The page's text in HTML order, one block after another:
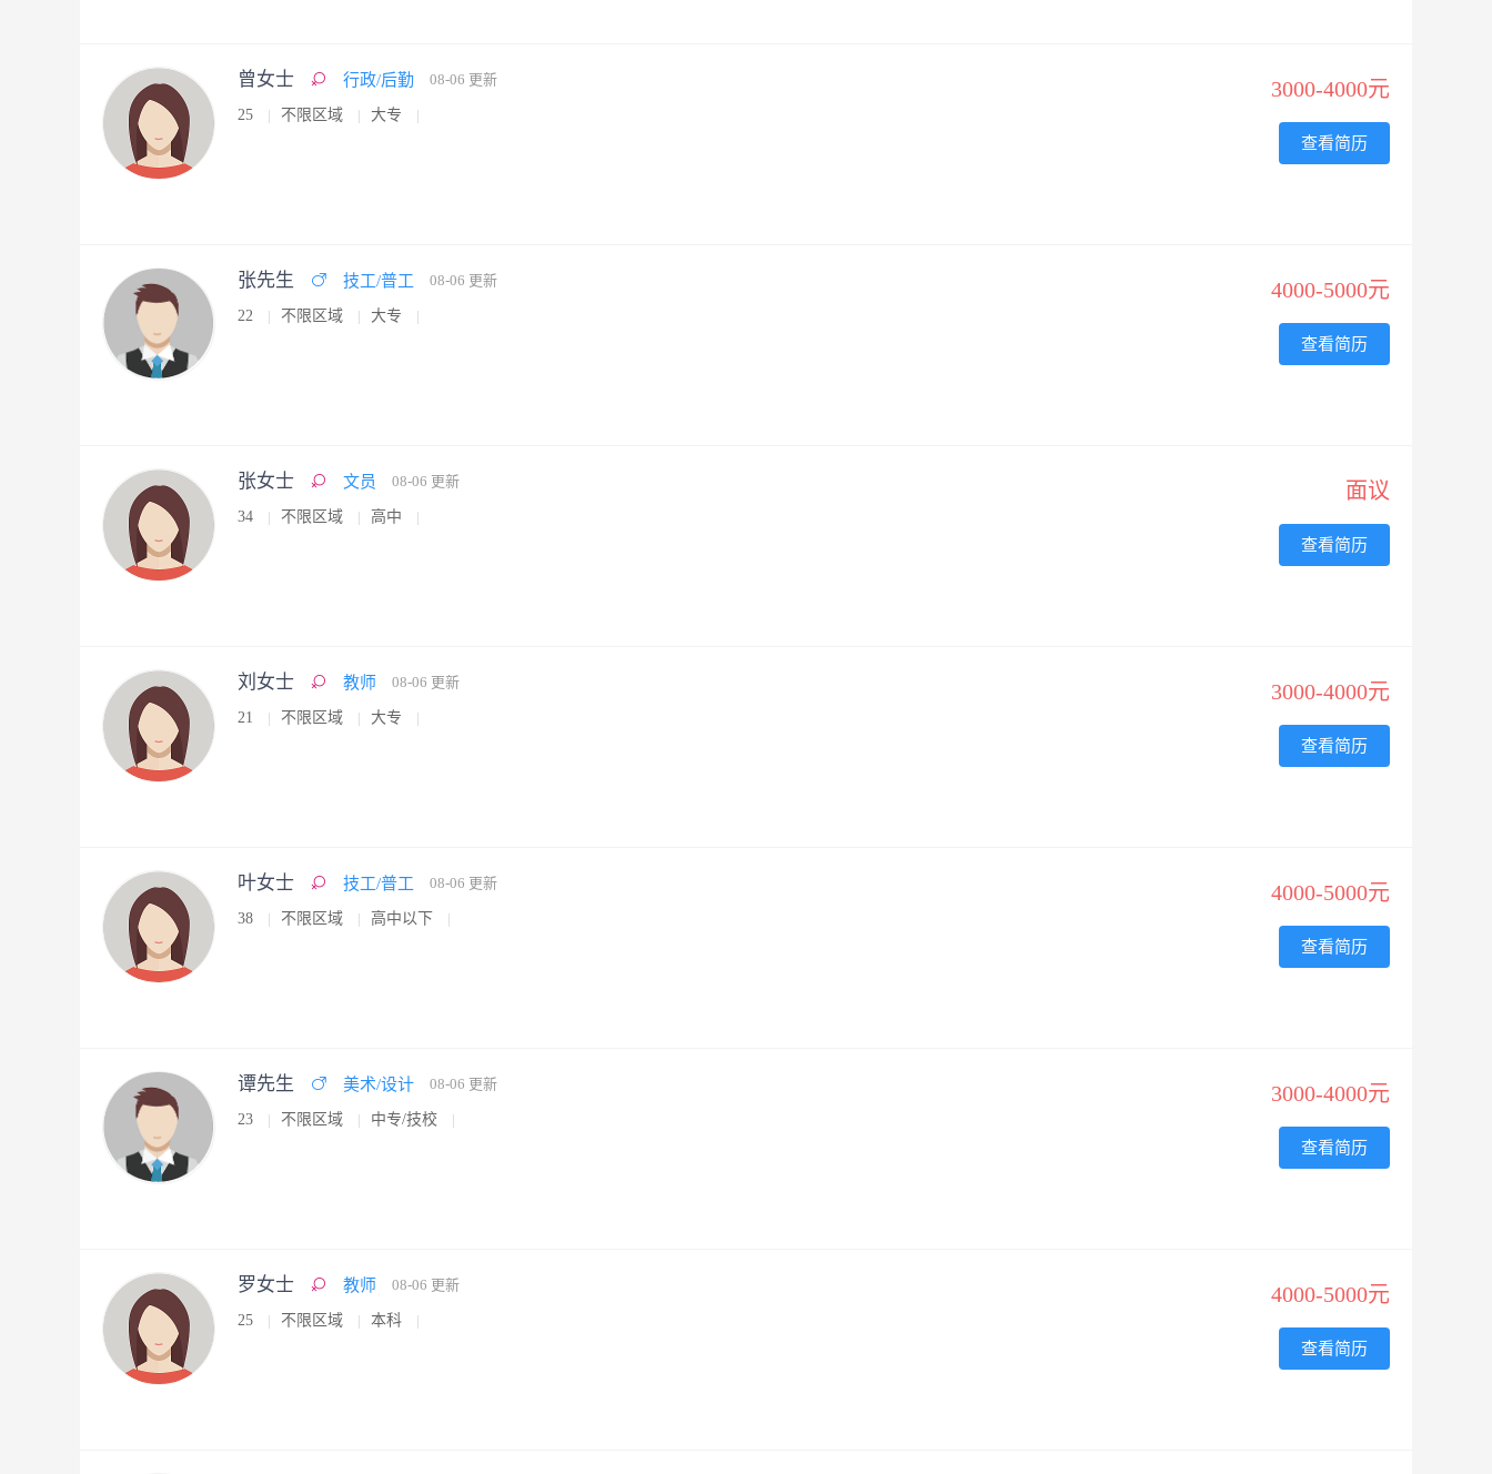
曾女士 行政/后勤 08-06 更新
25 不限区域 大专
3000-4000元
查看简历
张先生 技工/普工 08-06 更新
22 不限区域 大专
4000-5000元
查看简历
张女士 文员 08-06 更新
34 不限区域 高中
面议
查看简历
刘女士 教师 08-06 更新
21 不限区域 大专
3000-4000元
查看简历
叶女士 技工/普工 08-06 更新
38 不限区域 高中以下
4000-5000元
查看简历
谭先生 美术/设计 08-06 更新
23 不限区域 中专/技校
3000-4000元
查看简历
罗女士 教师 08-06 更新
25 不限区域 本科
4000-5000元
查看简历